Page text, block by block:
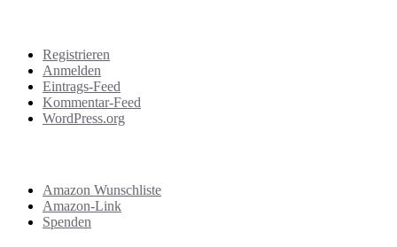
Registrieren
Anmelden
Eintrags-Feed
Kommentar-Feed
WordPress.org
Amazon Wunschliste
Amazon-Link
Spenden